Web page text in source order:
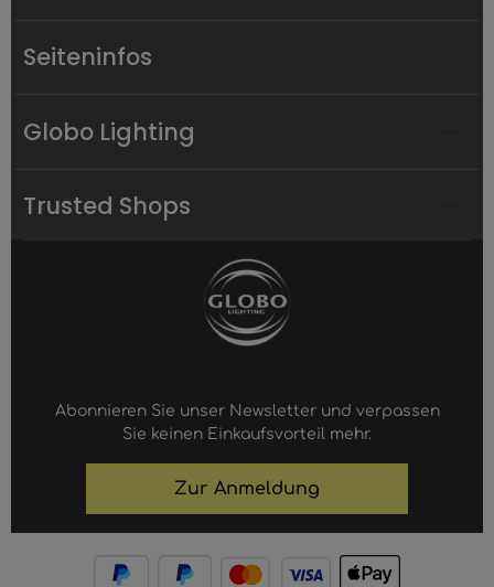
Seiteninfos
Globo Lighting
Trusted Shops
Abonnieren Sie unser Newsletter und verpassen
Sie keinen Einkaufsvorteil mehr.
Zur Anmeldung